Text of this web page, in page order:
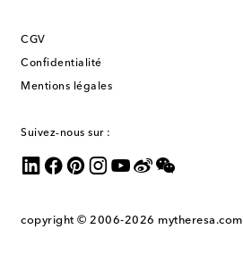
CGV
Confidentialité
Mentions légales
Suivez-nous sur :
copyright © 2006-2026 mytheresa.com